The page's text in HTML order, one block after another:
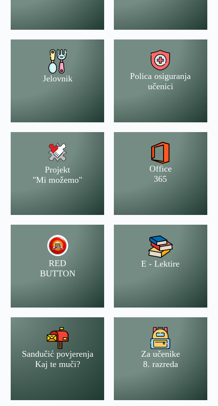
Jelovnik
Polica osiguranja
učenici
Projekt
"Mi možemo"
Office
365
RED
BUTTON
E - Lektire
Sandučić povjerenja
Kaj te muči?
Za učenike
8. razreda